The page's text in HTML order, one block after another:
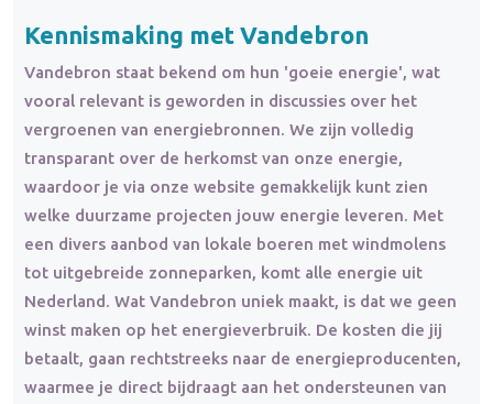
Kennismaking met Vandebron
Vandebron staat bekend om hun 'goeie energie', wat
vooral relevant is geworden in discussies over het
vergroenen van energiebronnen. We zijn volledig
transparant over de herkomst van onze energie,
waardoor je via onze website gemakkelijk kunt zien
welke duurzame projecten jouw energie leveren. Met
een divers aanbod van lokale boeren met windmolens
tot uitgebreide zonneparken, komt alle energie uit
Nederland. Wat Vandebron uniek maakt, is dat we geen
winst maken op het energieverbruik. De kosten die jij
betaalt, gaan rechtstreeks naar de energieproducenten,
waarmee je direct bijdraagt aan het ondersteunen van